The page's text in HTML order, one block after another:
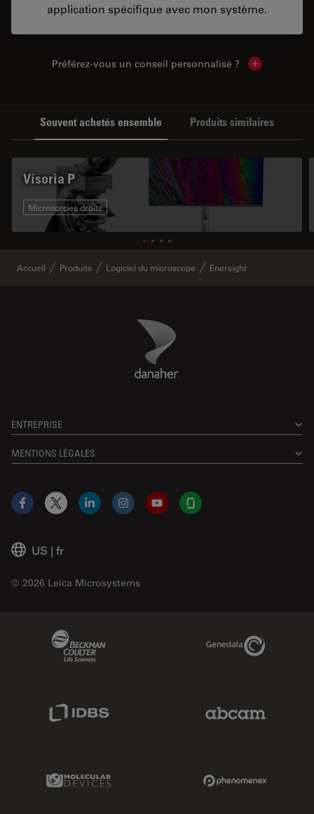
application spécifique avec mon système.
Préférez-vous un conseil personnalisé ? Show local
Souvent achetés ensemble Produits similaires
Visoria P
Microscopes droits
Accueil Produits Logiciel du microscope Enersight
Danaher Logo
ENTREPRISE
MENTIONS LÉGALES
US | fr
© 2026 Leica Microsystems
Facebook
X LinkedInInstagramYouTubeGlassdoor
Genedata Link
Molecular Devices Link